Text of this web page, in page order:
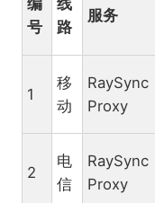
号
路
服务
1
移
动
RaySync
Proxy
2
电
信
RaySync
Proxy